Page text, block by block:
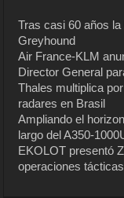
Tras casi 60 años
Greyhound
Air France-KLM
Director General
Thales multiplica
radares en Brasil
Ampliando el
largo del A350-
EKOLOT presentó
operaciones